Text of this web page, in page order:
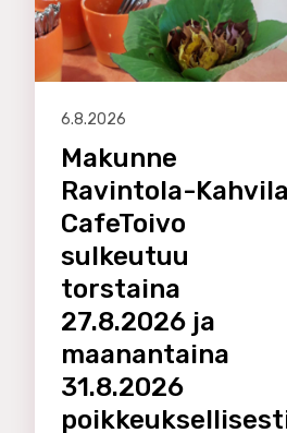
6.8.2026
Makunne
Ravintola-Kahvila
CafeToivo
sulkeutuu
torstaina
27.8.2026 ja
maanantaina
31.8.2026